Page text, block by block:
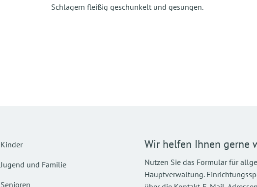
Schlagern fleißig geschunkelt und gesungen.
Kinder
Jugend und Familie
Senioren
Wir helfen Ihnen gerne
Nutzen Sie das Formular für
Hauptverwaltung.